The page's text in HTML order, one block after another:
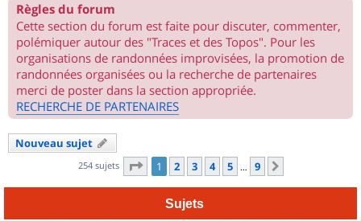
Règles du forum
Cette section du forum est faite pour discuter, commenter,
polémiquer autour des "Traces et des Topos". Pour les
organisations de randonnées improvisées, la promotion de
randonnées organisées ou la recherche de partenaires
merci de poster dans la section appropriée.
RECHERCHE DE PARTENAIRES
Nouveau sujet
254 sujets Page 1sur
1 2 3 4 5 … 9
Sujets